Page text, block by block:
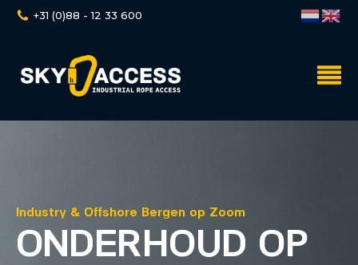
+31 (0)88 - 12 33 600
Industry & Offshore Bergen op Zoom
ONDERHOUD OP